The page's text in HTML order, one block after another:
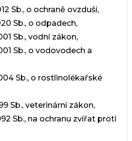
Sb., o ochraně ovzduší,
Sb., o odpadech,
Sb., vodní zákon,
Sb., o vodovodech a
Sb., o rostlinolékařské
Sb., veterinární zákon,
Sb., na ochranu zvířat proti